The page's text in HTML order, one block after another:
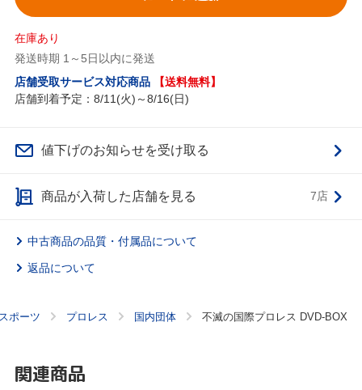
在庫あり
発送時期 1～5日以内に発送
店舗受取サービス対応商品
【送料無料】
店舗到着予定：8/11(火)～8/16(日)
値下げのお知らせを受け取る
商品が入荷した店舗を見る 7店
中古商品の品質・付属品について
返品について
ポーツ プロレス 国内団体 不滅の国際プロレス DVD-BOX
関連商品